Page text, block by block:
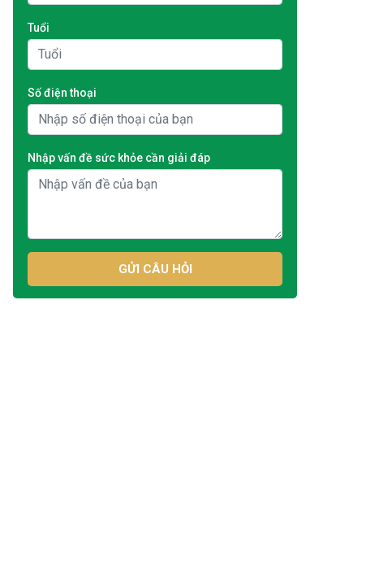
Tuổi
Số điện thoại
Nhập vấn đề sức khỏe cần giải đáp
GỬI CÂU HỎI